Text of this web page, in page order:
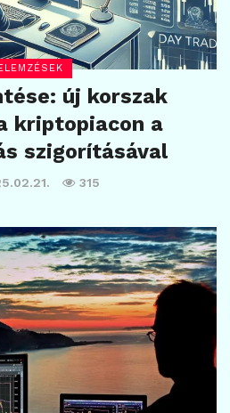
új korszak
kriptopiacon a
szigorításával
315